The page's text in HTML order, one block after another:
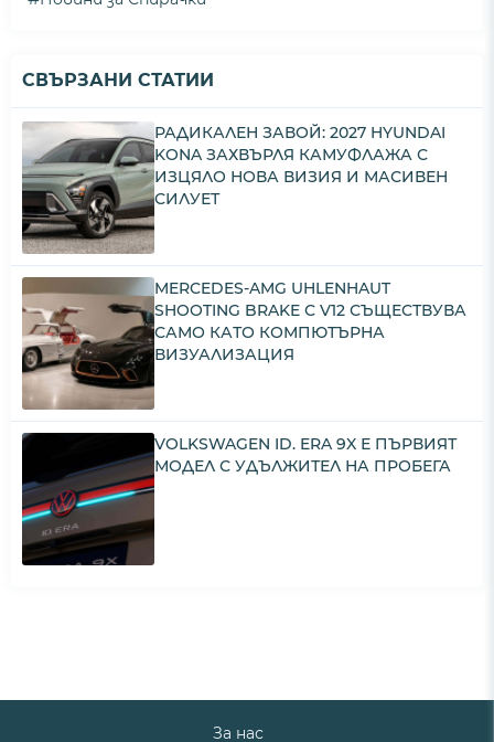
СВЪРЗАНИ СТАТИИ
РАДИКАЛЕН ЗАВОЙ: 2027 HYUNDAI
KONA ЗАХВЪРЛЯ КАМУФЛАЖА С
ИЗЦЯЛО НОВА ВИЗИЯ И МАСИВЕН
СИЛУЕТ
MERCEDES-AMG UHLENHAUT
SHOOTING BRAKE С V12 СЪЩЕСТВУВА
САМО КАТО КОМПЮТЪРНА
ВИЗУАЛИЗАЦИЯ
VOLKSWAGEN ID. ERA 9X Е ПЪРВИЯТ
МОДЕЛ С УДЪЛЖИТЕЛ НА ПРОБЕГА
За нас